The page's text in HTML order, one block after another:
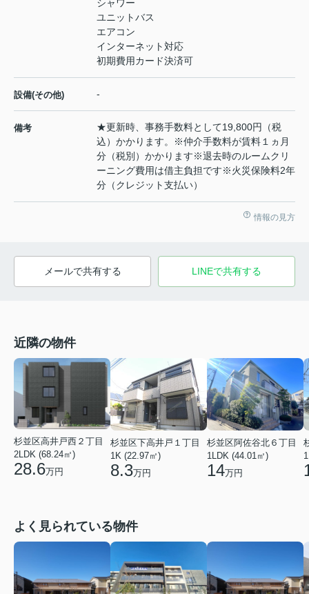
シャワー
ユニットバス
エアコン
インターネット対応
初期費用カード決済可
設備(その他) -
備考
★更新時、事務手数料として19,800円（税
込）かかります。※仲介手数料が賃料１ヵ月
分（税別）かかります※退去時のルームクリ
ーニング費用は借主負担です※火災保険料2年
分（クレジット支払い）
情報の見方
メールで共有する LINEで共有する
近隣の物件
杉並区高井戸西２丁目
2LDK (68.24㎡)
28.6万円
杉並区下高井戸１丁目
1K (22.97㎡)
8.3万円
杉並区阿佐谷北６丁目
1LDK (44.01㎡)
14万円
よく見られている物件